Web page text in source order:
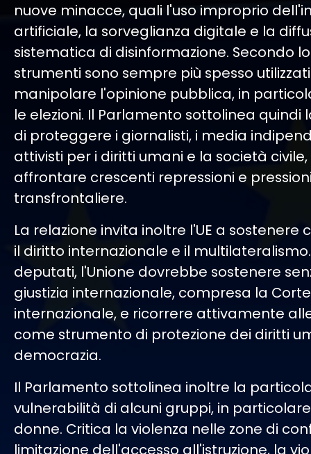
nuove minacce, quali l'uso improprio
artificiale, la sorveglianza digitale e la
sistematica di disinformazione. Secondo
strumenti sono sempre più spesso
manipolare l'opinione pubblica, in
le elezioni. Il Parlamento sottolinea quindi
di proteggere i giornalisti, i media
attivisti per i diritti umani e la società
affrontare crescenti repressioni e
transfrontaliere.
La relazione invita inoltre l'UE a sostenere
il diritto internazionale e il
deputati, l'Unione dovrebbe sostenere
giustizia internazionale, compresa la
internazionale, e ricorrere attivamente
come strumento di protezione dei diritti
democrazia.
Il Parlamento sottolinea inoltre la
vulnerabilità di alcuni gruppi, in
donne. Critica la violenza nelle zone di
limitazione dell'accesso all'istruzione, la